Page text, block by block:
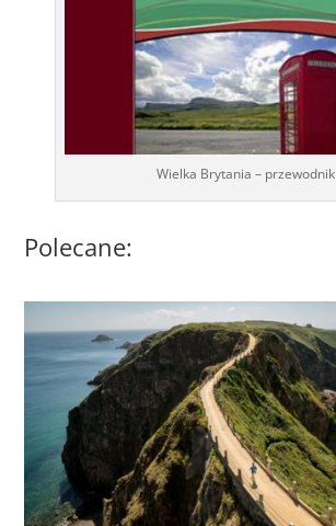
Wielka Brytania – przewodnik
Polecane: